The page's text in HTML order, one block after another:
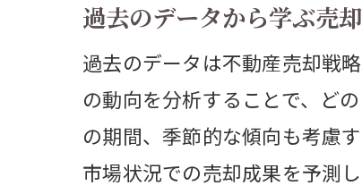
金
過去のデータから学ぶ売
過去のデータは不動産売却戦
の動向を分析することで、ど
の期間、季節的な傾向も考慮
市場状況での売却成果を予測